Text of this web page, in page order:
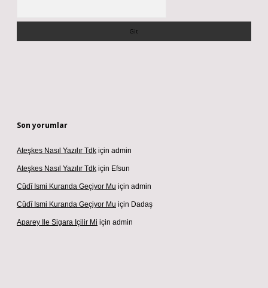
Son yorumlar
Ateşkes Nasıl Yazılır Tdk için admin
Ateşkes Nasıl Yazılır Tdk için Efsun
Cûdî Ismi Kuranda Geçiyor Mu için admin
Cûdî Ismi Kuranda Geçiyor Mu için Dadaş
Aparey Ile Sigara Içilir Mi için admin